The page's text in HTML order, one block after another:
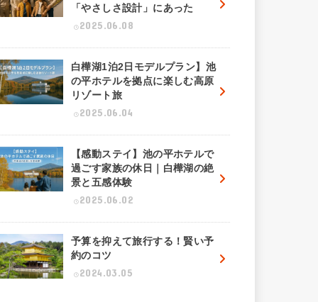
「やさしさ設計」にあった
2025.06.08
白樺湖1泊2日モデルプラン】池
の平ホテルを拠点に楽しむ高原
リゾート旅
2025.06.04
【感動ステイ】池の平ホテルで
過ごす家族の休日｜白樺湖の絶
景と五感体験
2025.06.02
予算を抑えて旅行する！賢い予
約のコツ
2024.03.05